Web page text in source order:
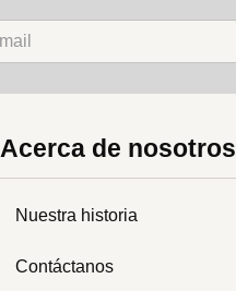
Acerca de nosotros
Nuestra historia
Contáctanos